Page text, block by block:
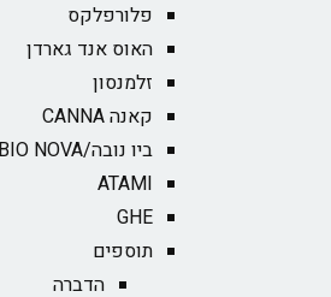
פלורפלקס
האוס אנד גארדן
זלמנסון
קאנה CANNA
ביו נובה/BIO NOVA‏
ATAMI
GHE
תוספים
הדברה